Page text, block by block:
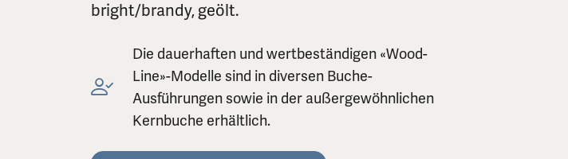
bright/brandy, geölt.
Die dauerhaften und wertbeständigen «Wood-
Line»-Modelle sind in diversen Buche-
Ausführungen sowie in der außergewöhnlichen
Kernbuche erhältlich.